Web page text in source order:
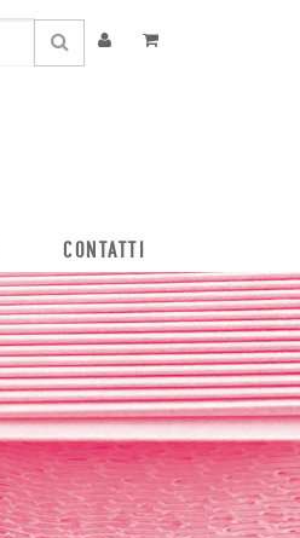
CONTATTI